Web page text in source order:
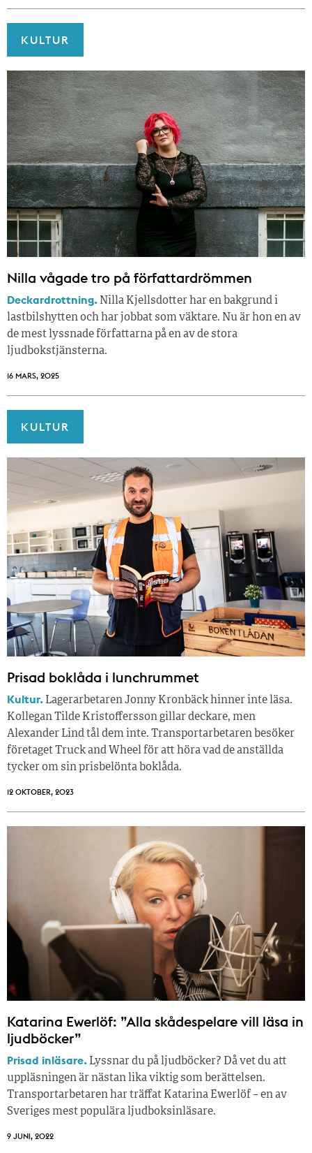
KULTUR
Nilla vågade tro på författardrömmen
Deckardrottning. Nilla Kjellsdotter har en bakgrund i
lastbilshytten och har jobbat som väktare. Nu är hon en av
de mest lyssnade författarna på en av de stora
ljudbokstjänsterna.
16 MARS, 2025
KULTUR
Prisad boklåda i lunchrummet
Kultur. Lagerarbetaren Jonny Kronbäck hinner inte läsa.
Kollegan Tilde Kristoffersson gillar deckare, men
Alexander Lind tål dem inte. Transportarbetaren besöker
företaget Truck and Wheel för att höra vad de anställda
tycker om sin prisbelönta boklåda.
12 OKTOBER, 2023
Katarina Ewerlöf: ”Alla skådespelare vill läsa in
ljudböcker”
Prisad inläsare. Lyssnar du på ljudböcker? Då vet du att
uppläsningen är nästan lika viktig som berättelsen.
Transportarbetaren har träffat Katarina Ewerlöf – en av
Sveriges mest populära ljudboksinläsare.
9 JUNI, 2022